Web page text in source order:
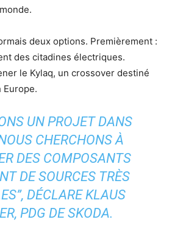
deux options. Premièrement :
des citadines électriques.
le Kylaq, un crossover destiné
Europe.
UN PROJET DANS
CHERCHONS À
DES COMPOSANTS
DE SOURCES TRÈS
DÉCLARE KLAUS
PDG DE SKODA.